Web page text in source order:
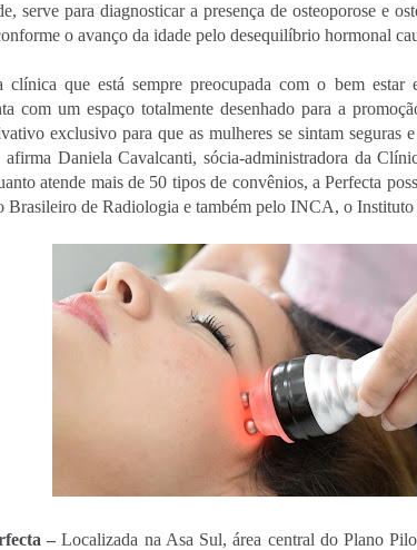
serve para diagnosticar a presença de osteoporose e
o avanço da idade pelo desequilíbrio hormonal
clínica que está sempre preocupada com o bem estar
com um espaço totalmente desenhado para a
exclusivo para que as mulheres se sintam seguras
afirma Daniela Cavalcanti, sócia-administradora da
atende mais de 50 tipos de convênios, a Perfecta
Brasileiro de Radiologia e também pelo INCA, o Instituto
– Localizada na Asa Sul, área central do Plano